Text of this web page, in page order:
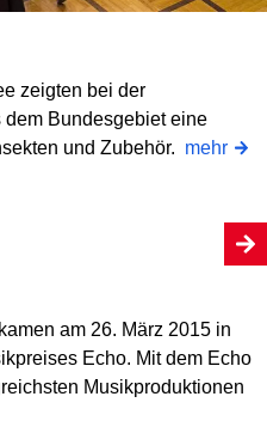
zeigten bei der
dem Bundesgebiet eine
und Zubehör. mehr
am 26. März 2015 in
Echo. Mit dem Echo
Musikproduktionen